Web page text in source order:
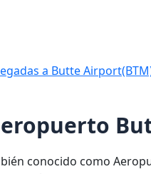
a Butte
conocido como